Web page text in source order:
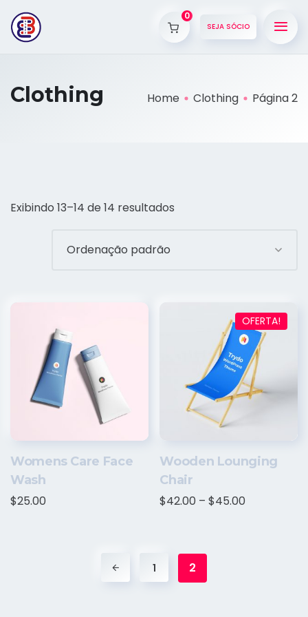
0
SEJA SÓCIO
Clothing Home Clothing Página 2
Exibindo 13–14 de 14 resultados
Womens Care Face
Wash
$25.00
OFERTA!
Wooden Lounging
Chair
$42.00 – $45.00
1 2